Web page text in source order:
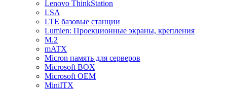
Lenovo ThinkStation
LSA
LTE базовые станции
Lumien: Проекционные экраны, крепления
M.2
mATX
Micron память для серверов
Microsoft BOX
Microsoft OEM
MiniITX